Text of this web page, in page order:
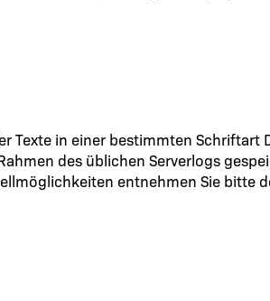
Texte in einer bestimmten
des üblichen Serverlogs
entnehmen Sie bitte